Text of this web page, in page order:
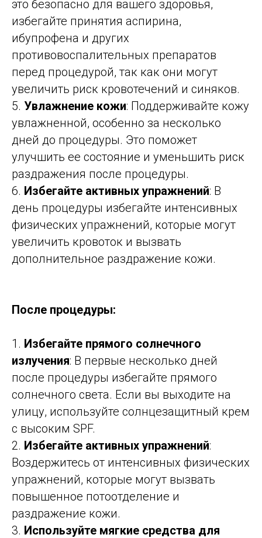
это безопасно для вашего здоровья,
избегайте принятия аспирина,
ибупрофена и других
противовоспалительных препаратов
перед процедурой, так как они могут
увеличить риск кровотечений и синяков.
5. Увлажнение кожи: Поддерживайте кожу
увлажненной, особенно за несколько
дней до процедуры. Это поможет
улучшить ее состояние и уменьшить риск
раздражения после процедуры.
6. Избегайте активных упражнений: В
день процедуры избегайте интенсивных
физических упражнений, которые могут
увеличить кровоток и вызвать
дополнительное раздражение кожи.
После процедуры:
1. Избегайте прямого солнечного
излучения: В первые несколько дней
после процедуры избегайте прямого
солнечного света. Если вы выходите на
улицу, используйте солнцезащитный крем
с высоким SPF.
2. Избегайте активных упражнений:
Воздержитесь от интенсивных физических
упражнений, которые могут вызвать
повышенное потоотделение и
раздражение кожи.
3. Используйте мягкие средства для